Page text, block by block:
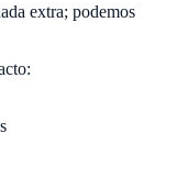
extra; podemos